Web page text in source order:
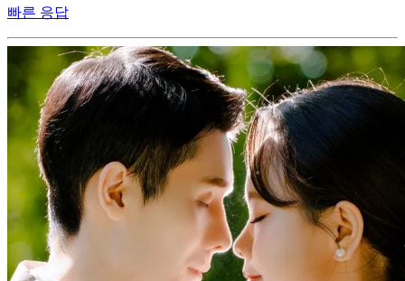
웨딩스냅 결혼식 본식사진 예식 원판 웨딩사진촬영
출장
4.9
(71)
285,000원~